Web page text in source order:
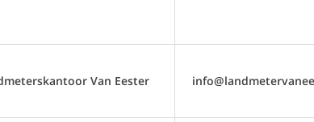
Van Eester